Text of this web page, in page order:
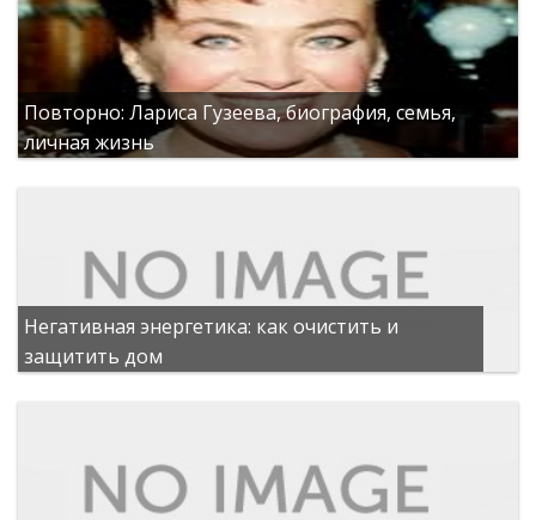
Повторно: Лариса Гузеева, биография, семья,
личная жизнь
Негативная энергетика: как очистить и
защитить дом